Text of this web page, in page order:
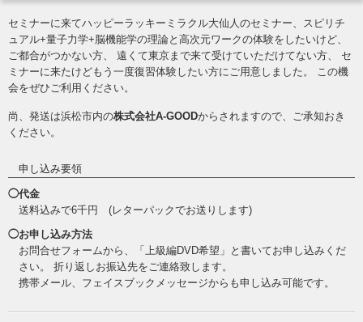
セミナーに来てハッピーラッキーミラクル大仙人のセミナー、スピリチ
ュアル+量子力学+脳機能学の理論と高次元ワークの体験をしたいけど、
ご都合がつかない方、 遠くて東京まで来て受けていただけてない方、 セ
ミナーに来たけどもう一度復習体験したい方にご用意しました。 この機
会をぜひご利用ください。
尚、発送は浜松市内の株式会社A-GOODからされますので、ご承知おき
ください。
申し込み要領
◯代金
送料込みで6千円 (レターパックでお送りします)
◯お申し込み方法
お問合せフォームから、「上級編DVD希望」と書いてお申し込みくだ
さい。 折り返しお振込先をご連絡致します。
携帯メール、フェイスブックメッセージからも申し込み可能です。